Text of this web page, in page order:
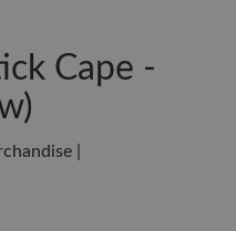
Cape -
|